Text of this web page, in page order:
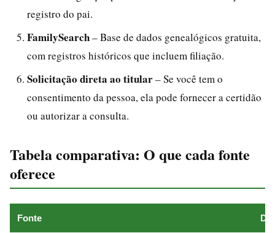
registro do pai.
FamilySearch– Base de dados genealógicos gratuita,
com registros históricos que incluem filiação.
Solicitação direta ao titular– Se você tem o
consentimento da pessoa, ela pode fornecer a certidão
ou autorizar a consulta.
Tabela comparativa: O que cada fonte
oferece
Fonte